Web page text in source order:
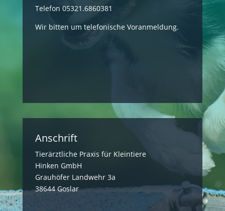
Telefon 05321.6860381
Wir bitten um telefonische Voranmeldung.
Anschrift
Tierärztliche Praxis für Kleintiere
Hinken GmbH
Grauhöfer Landwehr 3a
38644 Goslar